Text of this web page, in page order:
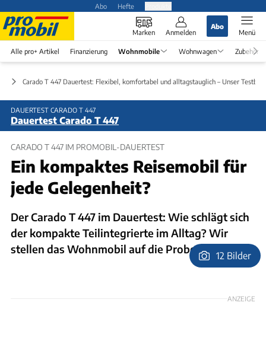
Abo Hefte
Marken Anmelden
Abo
Menü
Alle pro+ Artikel Finanzierung Wohnmobile Wohnwagen Zubehör
Carado T 447 Dauertest: Flexibel, komfortabel und alltagstauglich – Unser
DAUERTEST CARADO T 447
Dauertest Carado T 447
CARADO T 447 IM PROMOBIL-DAUERTEST
Ein kompaktes Reisemobil für
jede Gelegenheit?
Der Carado T 447 im Dauertest: Wie schlägt sich
der kompakte Teilintegrierte im Alltag? Wir
stellen das Wohnmobil auf die Probe.
12 Bilder
ANZEIGE